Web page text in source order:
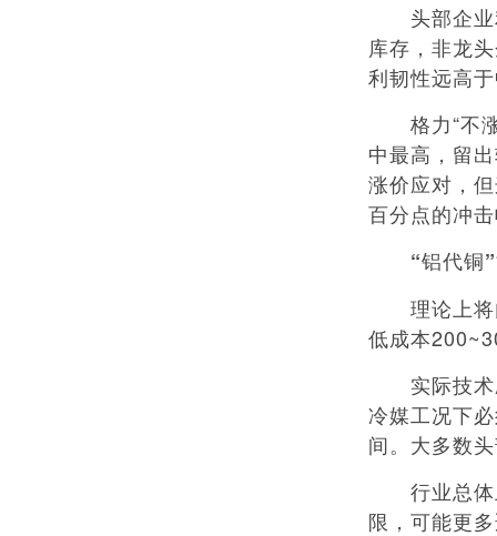
头部企业
库存，非龙
利韧性远高
格力“不涨
中最高，留
涨价应对，
百分点的冲
“铝代铜
理论上将
低成本
实际技术
冷媒工况下
间。大多数
行业总体
限，可能更